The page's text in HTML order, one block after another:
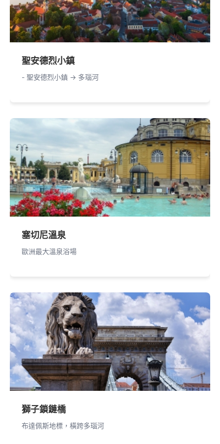
聖安德烈小鎮
- 聖安德烈小鎮 -> 多瑙河
塞切尼溫泉
歐洲最大溫泉浴場
獅子鎖鏈橋
布達佩斯地標，橫跨多瑙河